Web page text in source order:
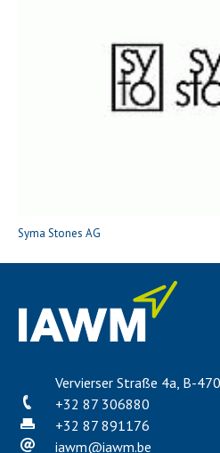
Syma Stones AG
Vervierser Straße 4a, B-
+32 87 306880
+32 87 891176
iawm@iawm.be